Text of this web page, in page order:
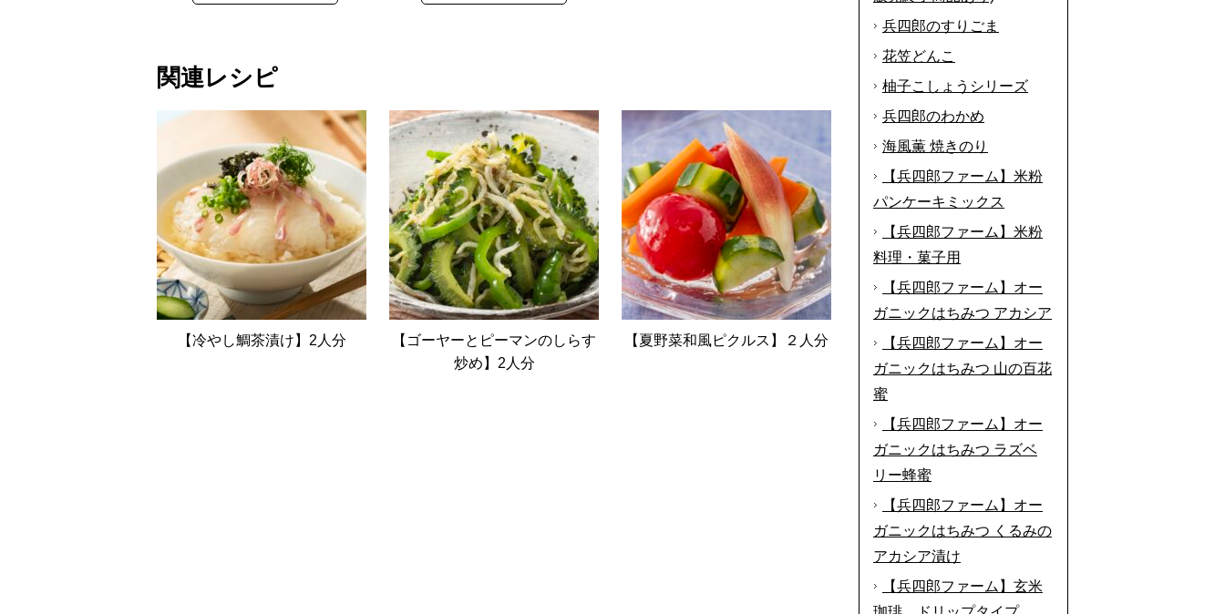
関連レシピ
【冷やし鯛茶漬け】2人分
【ゴーヤーとピーマンのしらす
炒め】2人分
【夏野菜和風ピクルス】２人分
兵四郎のすりごま
花笠どんこ
柚子こしょうシリーズ
兵四郎のわかめ
海風薫 焼きのり
【兵四郎ファーム】米粉
パンケーキミックス
【兵四郎ファーム】米粉
料理・菓子用
【兵四郎ファーム】オー
ガニックはちみつ アカシア
【兵四郎ファーム】オー
ガニックはちみつ 山の百花
蜜
【兵四郎ファーム】オー
ガニックはちみつ ラズベ
リー蜂蜜
【兵四郎ファーム】オー
ガニックはちみつ くるみの
アカシア漬け
【兵四郎ファーム】玄米